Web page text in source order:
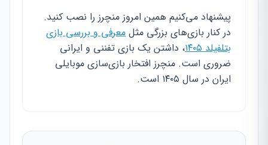
پیشنهاد می‌کنیم همین امروز منچرز را نصب کنید.
در کنار بازی‌های بزرگی مثل معرفی و بررسی بازی
بتلفیلد ۱۴۰۵
، داشتن یک بازی تفننی و ایرانی
ضروری است. منچرز افتخار بازی‌سازی موبایلی
ایران در سال ۱۴۰۵ است.